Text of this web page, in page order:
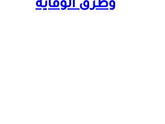
وطرق الوقاية